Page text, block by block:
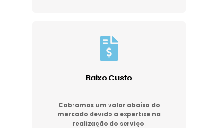
Baixo Custo
Cobramos um valor abaixo do
mercado devido a expertise na
realização do serviço.